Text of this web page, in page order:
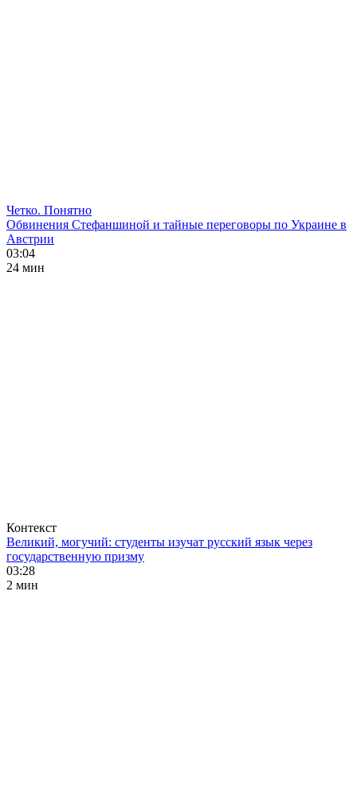
Четко. Понятно
Обвинения Стефаншиной и тайные переговоры по Украине в
Австрии
03:04
24 мин
Контекст
Великий, могучий: студенты изучат русский язык через
государственную призму
03:28
2 мин